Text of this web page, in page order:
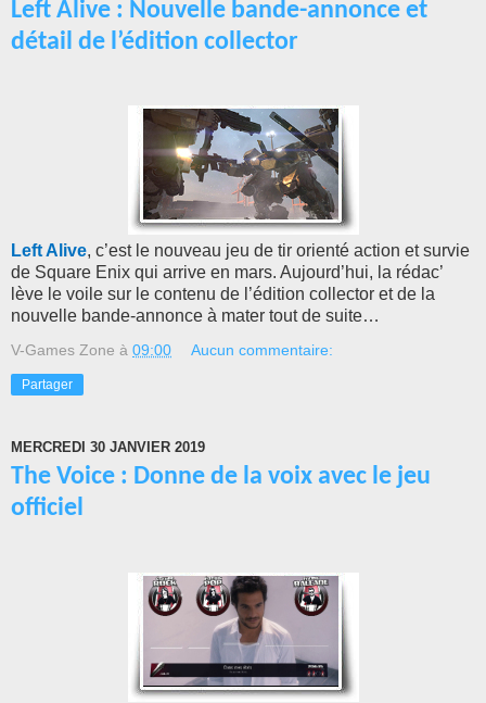
Left Alive : Nouvelle bande-annonce et
détail de l’édition collector
Left Alive, c’est le nouveau jeu de tir orienté action et survie
de Square Enix qui arrive en mars. Aujourd’hui, la rédac’
lève le voile sur le contenu de l’édition collector et de la
nouvelle bande-annonce à mater tout de suite…
V-Games Zone à 09:00 Aucun commentaire:
Partager
MERCREDI 30 JANVIER 2019
The Voice : Donne de la voix avec le jeu
officiel